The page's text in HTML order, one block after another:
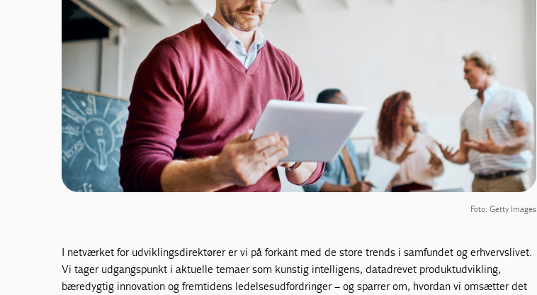
Foto: Getty Images
I netværket for udviklingsdirektører er vi på forkant med de store trends i samfundet og erhvervslivet.
Vi tager udgangspunkt i aktuelle temaer som kunstig intelligens, datadrevet produktudvikling,
bæredygtig innovation og fremtidens ledelsesudfordringer – og sparrer om, hvordan vi omsætter det